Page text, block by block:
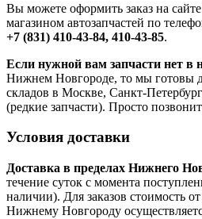
Вы можете оформить заказ на
магазином автозапчастей по
+7 (831) 410-43-84, 410-43-85.
Если нужной вам запчасти нет в
Нижнем Новгороде, то мы готовы
складов в Москве, Санкт-
(редкие запчасти). Просто
Условия доставки
Доставка в пределах Нижнего
течение суток с момента
наличии). Для заказов стоимость
Нижнему Новгороду